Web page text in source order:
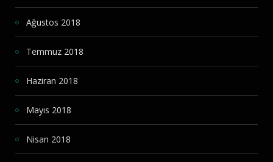
Ağustos 2018
Temmuz 2018
Haziran 2018
Mayıs 2018
Nisan 2018